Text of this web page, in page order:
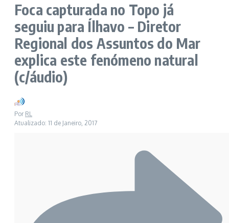
Foca capturada no Topo já
seguiu para Ílhavo – Diretor
Regional dos Assuntos do Mar
explica este fenómeno natural
(c/áudio)
Por RL
Atualizado: 11 de Janeiro, 2017